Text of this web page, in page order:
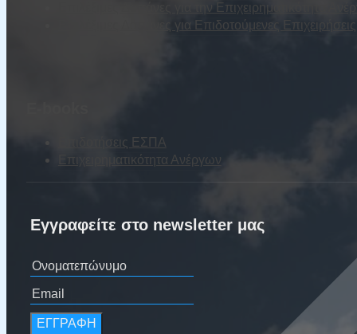
Επιλέξιμες Δαπάνες για την Επιχειρηματικότητα
Επιλέξιμες Δαπάνες για Επιδοτούμενες
Επιδοτήσεις ΕΣΠΑ
Επιχειρηματικότητα Ανέργων
Εγγραφείτε στο newsletter μας
ΕΓΓΡΑΦΗ